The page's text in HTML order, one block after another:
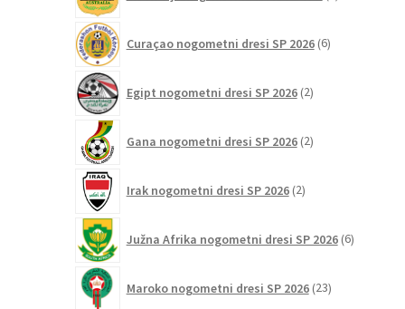
Curaçao nogometni dresi SP 2026 6izdelkov
Egipt nogometni dresi SP 2026 2izdelka
Gana nogometni dresi SP 2026 2izdelka
Irak nogometni dresi SP 2026 2izdelka
Južna Afrika nogometni dresi SP 2026 6izdelkov
Maroko nogometni dresi SP 2026 23izdelkov